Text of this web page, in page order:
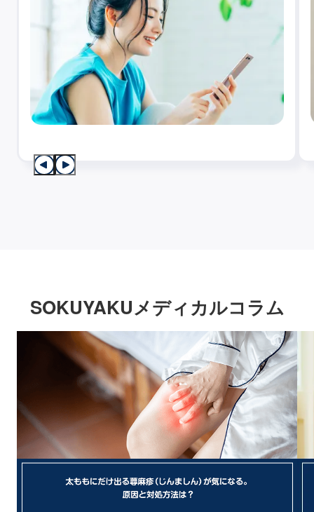
SOKUYAKUメディカルコラム